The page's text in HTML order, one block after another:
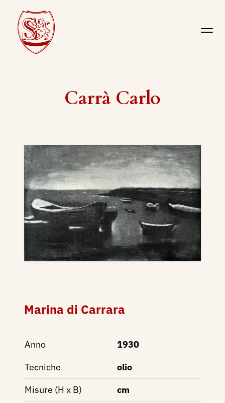
Carrà Carlo
Marina di Carrara
Anno
1930
Tecniche
olio
Misure (H x B)
cm